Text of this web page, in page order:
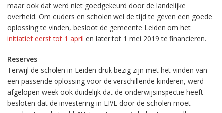
maar ook dat werd niet goedgekeurd door de landelijke
overheid. Om ouders en scholen wel de tijd te geven een goede
oplossing te vinden, besloot de gemeente Leiden om het
initiatief eerst tot 1 april en later tot 1 mei 2019 te financieren.
Reserves
Terwijl de scholen in Leiden druk bezig zijn met het vinden van
een passende oplossing voor de verschillende kinderen, werd
afgelopen week ook duidelijk dat de onderwijsinspectie heeft
besloten dat de investering in LIVE door de scholen moet